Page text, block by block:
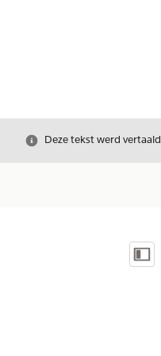
Sluiten
Deze tekst werd